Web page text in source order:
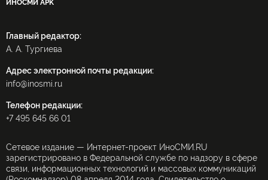
ИНОСМИ APK
Главный редактор:
А. А. Тургиева
Адрес электронной почты редакции:
info@inosmi.ru
Телефон редакции:
+7 495 645 66 01
Сетевое издание — Интернет-проект ИноСМИ.RU
зарегистрировано в Федеральной службе по надзору в сфере
связи, информационных технологий и массовых коммуникаций